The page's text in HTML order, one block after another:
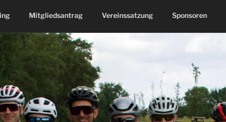
Mitgliedsantrag Vereinssatzung Sponsoren